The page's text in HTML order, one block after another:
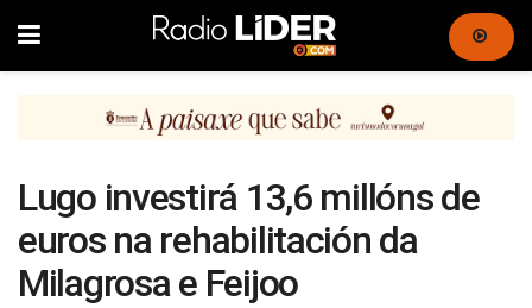
Lugo investirá 13,6 millóns de
euros na rehabilitación da
Milagrosa e Feijoo